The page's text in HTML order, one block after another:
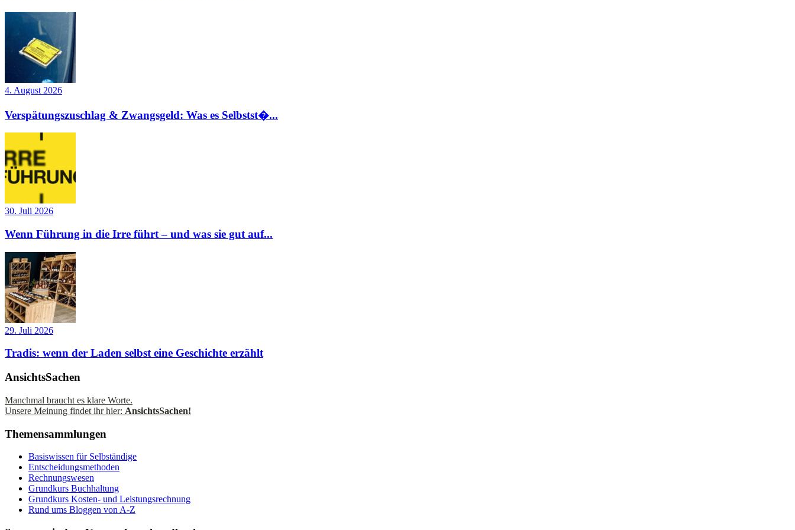
4. August 2026
Verspätungszuschlag & Zwangsgeld: Was es Selbstst�...
30. Juli 2026
Wenn Führung in die Irre führt – und was sie gut auf...
29. Juli 2026
Tradis: wenn der Laden selbst eine Geschichte erzählt
AnsichtsSachen
Manchmal braucht es klare Worte.
Unsere Meinung findet ihr hier: AnsichtsSachen!
Themensammlungen
Basiswissen für Selbständige
Entscheidungsmethoden
Rechnungswesen
Grundkurs Buchhaltung
Grundkurs Kosten- und Leistungsrechnung
Rund ums Bloggen von A-Z